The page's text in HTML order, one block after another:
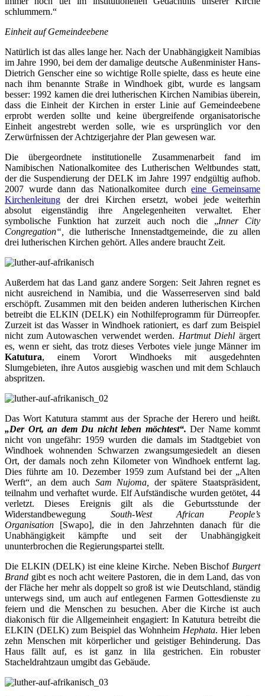
schlummern.“
Einheit auf Gemeindeebene
Natürlich ist das alles lange her. Nach der Unabhängigkeit Namibias
im Jahre 1990, bei dem der damalige deutsche Außenminister Hans-
Dietrich Genscher eine so wichtige Rolle spielte, dass es heute eine
nach ihm benannte Straße in Windhoek gibt, wurde es langsam
besser: 1992 kamen die drei lutherischen Kirchen Namibias überein,
dass die Einheit der Kirchen in erster Linie auf Gemeindeebene
erprobt werden sollte und keine übergreifende organisatorische
Einheit angestrebt werden solle, wie es ursprünglich vor den
Zerwürfnissen der Achtzigerjahre der Plan gewesen war.
Die übergeordnete institutionelle Zusammenarbeit fand im
Namibischen Nationalkomitee des Lutherischen Weltbundes statt,
der die Suspendierung der DELK im Jahre 1997 endgültig aufhob.
2007 wurde dann das Nationalkomitee durcheine Gemeinsame
Kirchenleitung der drei Kirchen ersetzt, wobei jede weiterhin
absolut eigenständig ihre Angelegenheiten verwaltet. Eher
symbolische Funktion hat zurzeit auch noch die „Inner City
Congregation“,
die lutherische Innenstadtgemeinde, die zu allen
drei lutherischen Kirchen gehört. Alles andere braucht Zeit.
Außerdem hat das Land ganz andere Sorgen: Seit Jahren regnet es
nicht ausreichend in Namibia, und die Wasserreserven sind bald
erschöpft. Zusammen mit den beiden anderen lutherischen Kirchen
betreibt die ELKIN (DELK) ein Nothilfeprogramm für Dürreopfer.
Zurzeit ist das Wasser in Windhoek rationiert, es darf zum Beispiel
nicht zum Autowaschen verwendet werden. Hartmut Diehl ärgert
es, wenn er sieht, das trotz dieses Verbotes viele junge Männer im
Katutura, einem Vorort Windhoeks mit ausgedehnten
Slumgebieten, ihre Autos ausgiebig waschen und mit dem Schlauch
abspritzen.
Das Wort Katutura stammt aus der Sprache der Herero und heißt.
„Der Ort, an dem Du nicht leben möchtest“. Der Name kommt
nicht von ungefähr: 1959 wurden die damals im Stadtgebiet von
Windhoek wohnenden Schwarzen zwangsumgesiedelt an diesen
Ort, der damals noch zehn Kilometer von Windhoek entfernt lag.
Dies führte am 10. Dezember 1959 zum Aufstand bei der „Alten
Werft“, an dem auch Sam Nujoma,
der spätere Staatspräsident,
teilnahm und verhaftet wurde. Elf Aufständische wurden getötet, 44
verletzt. Dieses Ereignis gilt als die Geburtsstunde der
Widerstandbewegung South-West African People’s
Organisation [Swapo], die in den Jahrzehnten danach für die
Unabhängigkeit kämpfte und seit der Unabhängigkeit
ununterbrochen die Regierungspartei stellt.
Die ELKIN (DELK) ist eine kleine Kirche. Neben Bischof Burgert
Brand gibt es noch acht weitere Pastoren, die in dem Land, das von
der Fläche her mehr als doppelt so groß ist wie Deutschland, ständig
unterwegs sind, um auch auf entlegenen Farmen Gottesdienste zu
feiern und die Menschen zu besuchen. Aber die Kirche ist auch
diakonisch für die Allgemeinheit engagiert: In Katutura betreibt die
ELKIN (DELK) zum Beispiel das Wohnheim Hephata. Hier leben
zehn Menschen mit körperlicher und geistiger Behinderung. Das
Haus fällt auf, es ist ganz in lila gestrichen. Ein robuster
Stacheldrahtzaun umgibt das Gebäude.